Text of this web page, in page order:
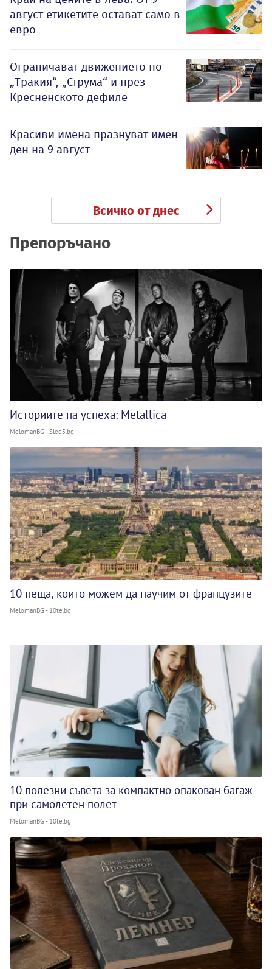
август етикетите остават само в
евро
Ограничават движението по
„Тракия“, „Струма“ и през
Кресненското дефиле
Красиви имена празнуват имен
ден на 9 август
Всичко от днес
Препоръчано
Историите на успеха: Metallica
MelomanBG - Sled5.bg
10 неща, които можем да научим от французите
MelomanBG - 10te.bg
10 полезни съвета за компактно опакован багаж
при самолетен полет
MelomanBG - 10te.bg